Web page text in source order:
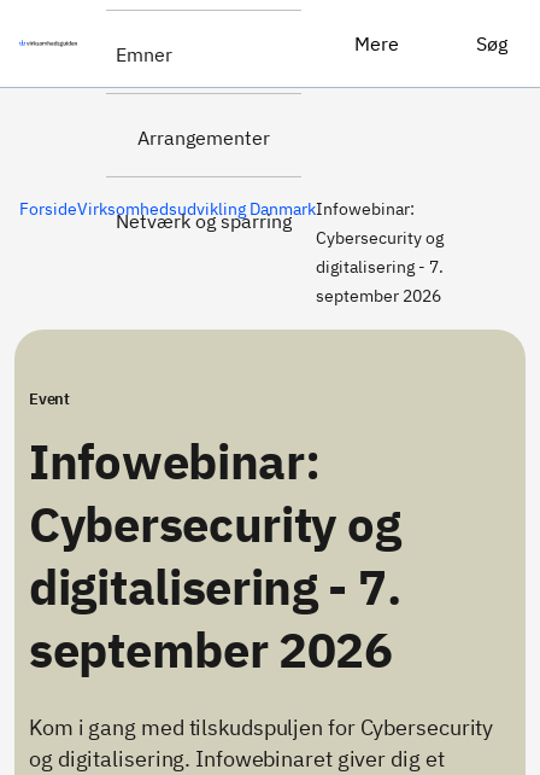
Emner
Arrangementer
Netværk og sparring
Mere Søg
ForsideVirksomhedsudvikling DanmarkInfowebinar:
Cybersecurity og
digitalisering - 7.
september 2026
Event
Infowebinar:
Cybersecurity og
digitalisering - 7.
september 2026
Kom i gang med tilskudspuljen for Cybersecurity
og digitalisering. Infowebinaret giver dig et